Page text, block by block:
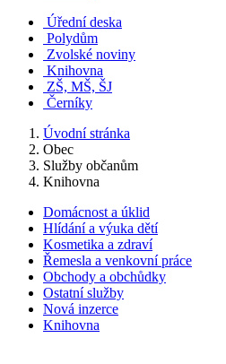
Úřední deska
Polydům
Zvolské noviny
Knihovna
ZŠ, MŠ, ŠJ
Černíky
Úvodní stránka
Obec
Služby občanům
Knihovna
Domácnost a úklid
Hlídání a výuka dětí
Kosmetika a zdraví
Řemesla a venkovní práce
Obchody a obchůdky
Ostatní služby
Nová inzerce
Knihovna